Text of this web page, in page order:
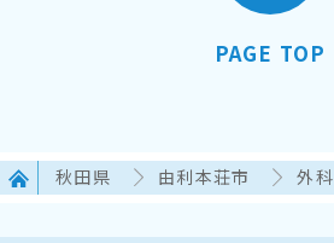
PAGE TOP
秋田県 由利本荘市 外科